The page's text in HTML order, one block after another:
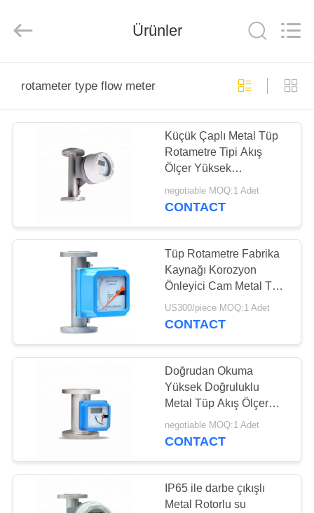
ÜRÜN:%
HAKKIMIZDA
FABRIKA
KONTROL
BIZIMLE
ILETIŞIME
TEKLIF
ISTEĞI
Co.,
Reserved.
Ürünler
rotameter type flow meter
Küçük Çaplı Metal Tüp
Rotametre Tipi Akış
Ölçer Yüksek
Güvenilirlik
negotiable MOQ:1 Adet
CONTACT
Tüp Rotametre Fabrika
Kaynağı Korozyon
Önleyici Cam Metal Tüp
Rotametre Akış Ölçer
US300/piece MOQ:1 Adet
CONTACT
Doğrudan Okuma
Yüksek Doğruluklu
Metal Tüp Akış Ölçer
Rotametre Akış Ölçer
negotiable MOQ:1 Adet
CONTACT
IP65 ile darbe çıkışlı
Metal Rotorlu su